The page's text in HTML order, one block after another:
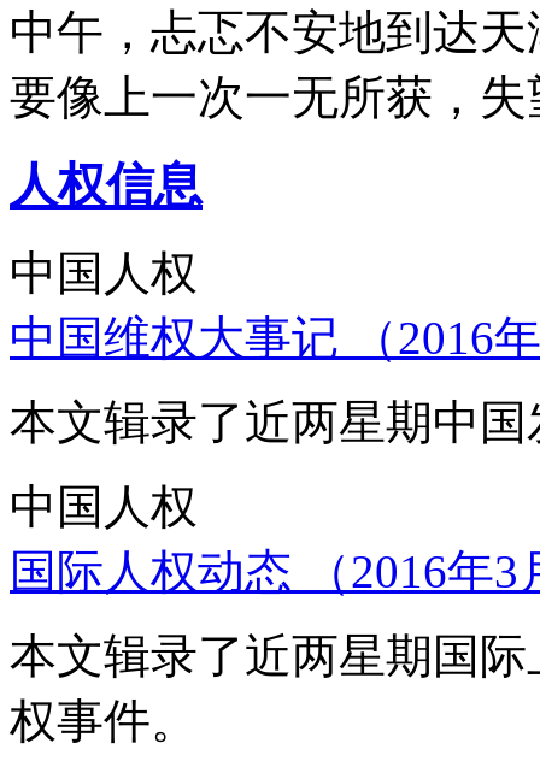
中午，忐忑不安地到达
要像上一次一无所获，
人权信息
中国人权
中国维权大事记 （2016
本文辑录了近两星期中
中国人权
国际人权动态 （2016年
本文辑录了近两星期国
权事件。